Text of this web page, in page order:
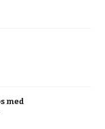
med